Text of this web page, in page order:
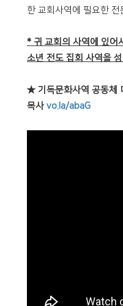
한 교회사역에 필요한 전
* 귀 교회의 사역에 있어
소년 전도 집회 사역을
★ 기독문화사역 공동체
목사 vo.la/abaG